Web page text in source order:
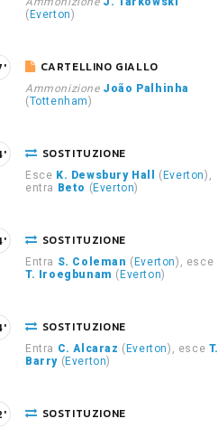
( Everton)
CARTELLINO GIALLO
Ammonizione João Palhinha
(Tottenham)
SOSTITUZIONE
Esce K. Dewsbury Hall ( Everton),
entra
Beto ( Everton)
SOSTITUZIONE
Entra S. Coleman ( Everton), esce
T. Iroegbunam ( Everton)
SOSTITUZIONE
Entra C. Alcaraz ( Everton), esce T.
Barry ( Everton)
SOSTITUZIONE